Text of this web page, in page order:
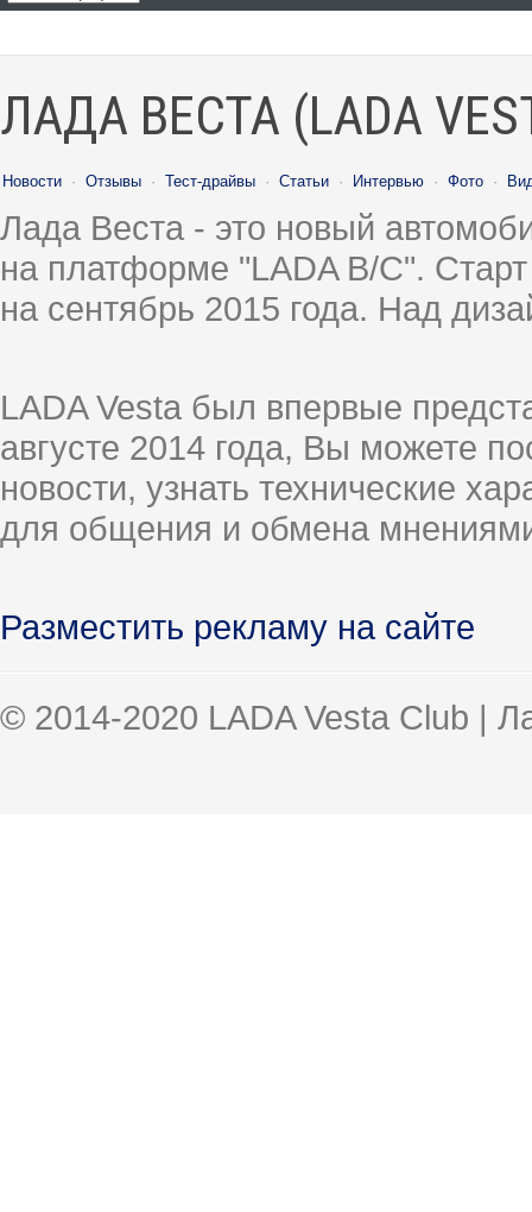
ЛАДА ВЕСТА (LADA
Новости · Отзывы · Тест-драйвы · Статьи · Интервью · Фото ·
Лада Веста - это новый
на платформе "LADA B/C".
на сентябрь 2015 года. Над
LADA Vesta был впервые
августе 2014 года, Вы можете
новости, узнать технические
для общения и обмена
Разместить рекламу на сайте
© 2014-2020 LADA Vesta Club |